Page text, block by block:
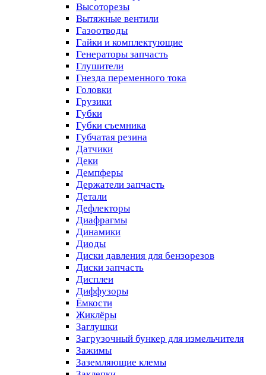
Высоторезы
Вытяжные вентили
Газоотводы
Гайки и комплектующие
Генераторы запчасть
Глушители
Гнезда переменного тока
Головки
Грузики
Губки
Губки съемника
Губчатая резина
Датчики
Деки
Демпферы
Держатели запчасть
Детали
Дефлекторы
Диафрагмы
Динамики
Диоды
Диски давления для бензорезов
Диски запчасть
Дисплеи
Диффузоры
Ёмкости
Жиклёры
Заглушки
Загрузочный бункер для измельчителя
Зажимы
Заземляющие клемы